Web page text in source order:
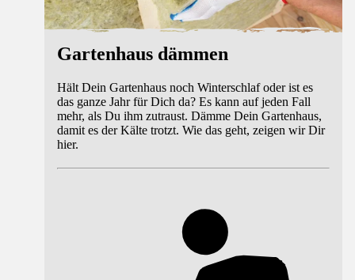
Gartenhaus dämmen
Hält Dein Gartenhaus noch Winterschlaf oder ist es
das ganze Jahr für Dich da? Es kann auf jeden Fall
mehr, als Du ihm zutraust. Dämme Dein Gartenhaus,
damit es der Kälte trotzt. Wie das geht, zeigen wir Dir
hier.